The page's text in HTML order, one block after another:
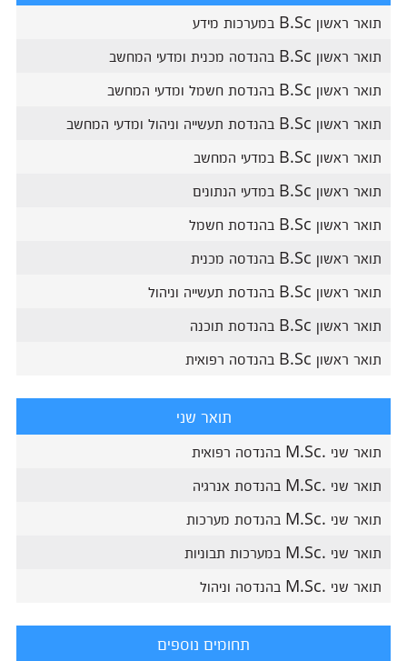
תואר ראשון B.Sc במערכות מידע
תואר ראשון B.Sc בהנדסה מכנית ומדעי המחשב
תואר ראשון B.Sc בהנדסת חשמל ומדעי המחשב
תואר ראשון B.Sc בהנדסת תעשייה וניהול ומדעי המחשב
תואר ראשון B.Sc במדעי המחשב
תואר ראשון B.Sc במדעי הנתונים
תואר ראשון B.Sc בהנדסת חשמל
תואר ראשון B.Sc בהנדסה מכנית
תואר ראשון B.Sc בהנדסת תעשייה וניהול
תואר ראשון B.Sc בהנדסת תוכנה
תואר ראשון B.Sc בהנדסה רפואית
תואר שני
תואר שני .M.Sc בהנדסה רפואית
תואר שני .M.Sc בהנדסת אנרגיה
תואר שני .M.Sc בהנדסת מערכות
תואר שני .M.Sc במערכות תבוניות
תואר שני .M.Sc בהנדסה וניהול
תחומים נוספים